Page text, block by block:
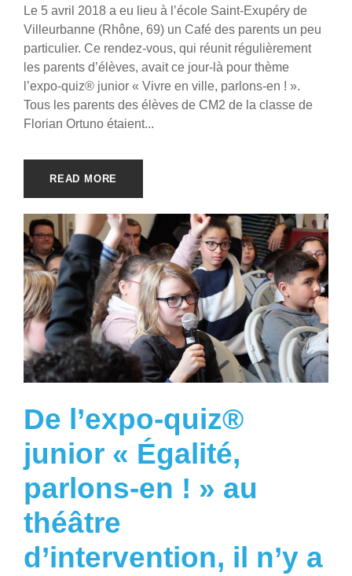
Le 5 avril 2018 a eu lieu à l’école Saint-Exupéry de
Villeurbanne (Rhône, 69) un Café des parents un peu
particulier. Ce rendez-vous, qui réunit régulièrement
les parents d’élèves, avait ce jour-là pour thème
l’expo-quiz® junior « Vivre en ville, parlons-en ! ».
Tous les parents des élèves de CM2 de la classe de
Florian Ortuno étaient...
READ MORE
De l’expo-quiz®
junior « Égalité,
parlons-en ! » au
théâtre
d’intervention, il n’y a